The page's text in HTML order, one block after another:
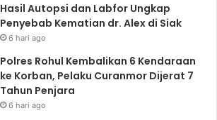
Hasil Autopsi dan Labfor Ungkap
Penyebab Kematian dr. Alex di Siak
6 hari ago
Polres Rohul Kembalikan 6 Kendaraan
ke Korban, Pelaku Curanmor Dijerat 7
Tahun Penjara
6 hari ago